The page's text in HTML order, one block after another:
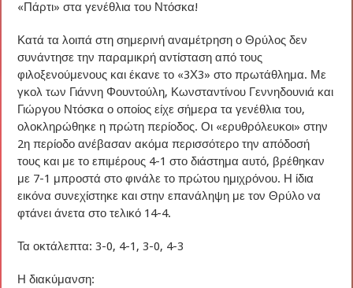
«Πάρτι» στα γενέθλια του Ντόσκα!
Κατά τα λοιπά στη σημερινή αναμέτρηση ο Θρύλος δεν
συνάντησε την παραμικρή αντίσταση από τους
φιλοξενούμενους και έκανε το «3Χ3» στο πρωτάθλημα. Με
γκολ των Γιάννη Φουντούλη, Κωνσταντίνου Γεννηδουνιά και
Γιώργου Ντόσκα ο οποίος είχε σήμερα τα γενέθλια του,
ολοκληρώθηκε η πρώτη περίοδος. Οι «ερυθρόλευκοι» στην
2η περίοδο ανέβασαν ακόμα περισσότερο την απόδοσή
τους και με το επιμέρους 4-1 στο διάστημα αυτό, βρέθηκαν
με 7-1 μπροστά στο φινάλε το πρώτου ημιχρόνου. Η ίδια
εικόνα συνεχίστηκε και στην επανάληψη με τον Θρύλο να
φτάνει άνετα στο τελικό 14-4.
Τα οκτάλεπτα: 3-0, 4-1, 3-0, 4-3
Η διακύμανση: